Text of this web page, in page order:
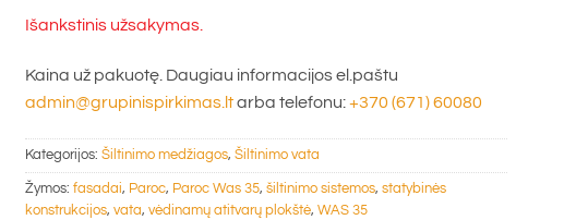
Išankstinis užsakymas.
Kaina už pakuotę. Daugiau informacijos el.paštu
admin@grupinispirkimas.ltarba telefonu:+370 (671) 60080
Kategorijos: Šiltinimo medžiagos, Šiltinimo vata
Žymos: fasadai, Paroc, Paroc Was 35, šiltinimo sistemos, statybinės
konstrukcijos, vata, vėdinamų atitvarų plokštė, WAS 35